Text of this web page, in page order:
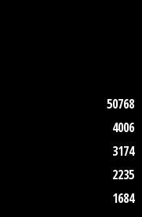
50768
4006
3174
2235
1684